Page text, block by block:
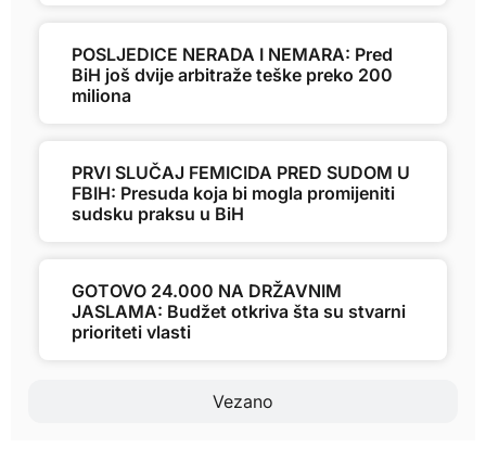
Vezano
POSLJEDICE NERADA I NEMARA: Pred
BiH još dvije arbitraže teške preko 200
miliona
PRVI SLUČAJ FEMICIDA PRED SUDOM U
FBIH: Presuda koja bi mogla promijeniti
sudsku praksu u BiH
GOTOVO 24.000 NA DRŽAVNIM
JASLAMA: Budžet otkriva šta su stvarni
prioriteti vlasti